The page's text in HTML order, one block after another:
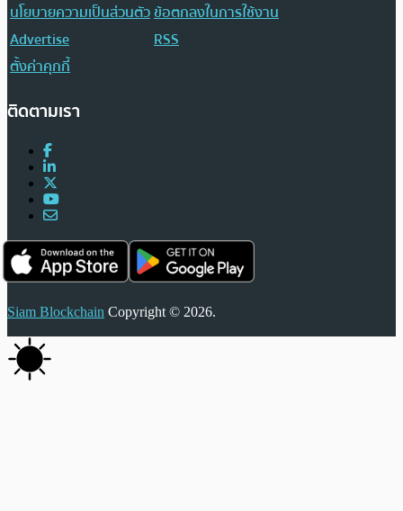
นโยบายความเป็นส่วนตัวข้อตกลงในการใช้งาน
Advertise
RSS
ตั้งค่าคุกกี้
ติดตามเรา
Siam Blockchain Copyright © 2026.